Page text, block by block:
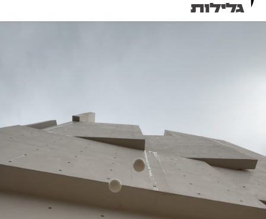
גלילות